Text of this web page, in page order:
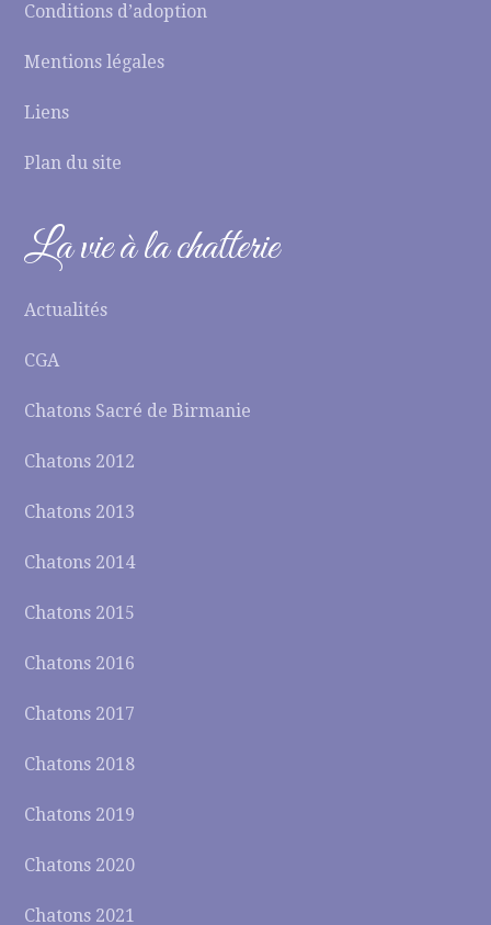
Conditions d’adoption
Mentions légales
Liens
Plan du site
La vie à la chatterie
Actualités
CGA
Chatons Sacré de Birmanie
Chatons 2012
Chatons 2013
Chatons 2014
Chatons 2015
Chatons 2016
Chatons 2017
Chatons 2018
Chatons 2019
Chatons 2020
Chatons 2021